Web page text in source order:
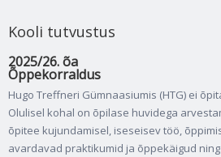
Kooli tutvustus
2025/26. õa
Õppekorraldus
Hugo Treffneri Gümnaasiumis (HTG) ei
Olulisel kohal on õpilase huvidega
õpitee kujundamisel, iseseisev töö,
avardavad praktikumid ja õppekäigud